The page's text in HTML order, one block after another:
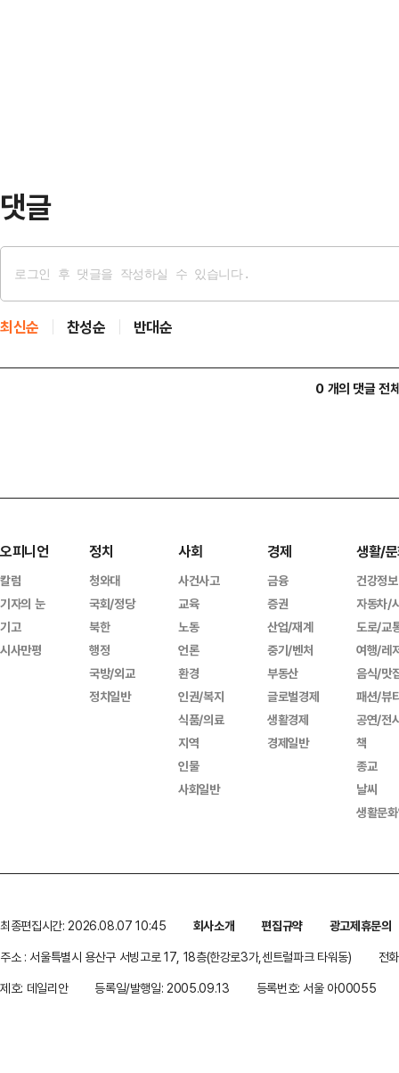
댓글
최신순 찬성순 반대순
0 개의 댓글 전
오피니언
칼럼
기자의 눈
기고
시사만평
정치
청와대
국회/정당
북한
행정
국방/외교
정치일반
사회
사건사고
교육
노동
언론
환경
인권/복지
식품/의료
지역
인물
사회일반
경제
금융
증권
산업/재계
중기/벤처
부동산
글로벌경제
생활경제
경제일반
생활/
건강정보
자동차/
도로/교
여행/레
음식/맛
패션/뷰
공연/전
책
종교
날씨
생활문
최종편집시간: 2026.08.07 10:45 회사소개 편집규약
광고제휴문의
주소 : 서울특별시 용산구 서빙고로 17, 18층(한강로3가,센트럴파크 타워동)
전
제호: 데일리안
등록일/발행일: 2005.09.13 등록번호: 서울 아00055